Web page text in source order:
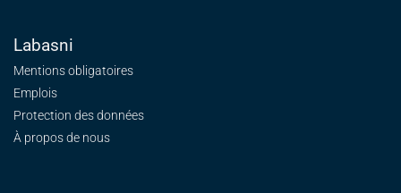
Labasni
Mentions obligatoires
Emplois
Protection des données
À propos de nous